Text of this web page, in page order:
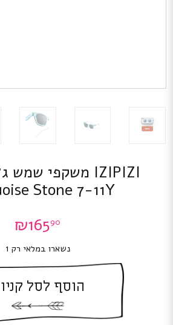
Stone 7-11Y
₪16590
נשארו במלאי רק 1
הוסף לסל